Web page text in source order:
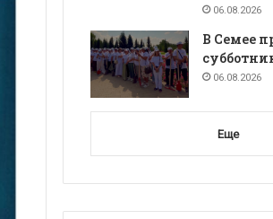
06.08.2026
В Семее
06.08.2026
Еще